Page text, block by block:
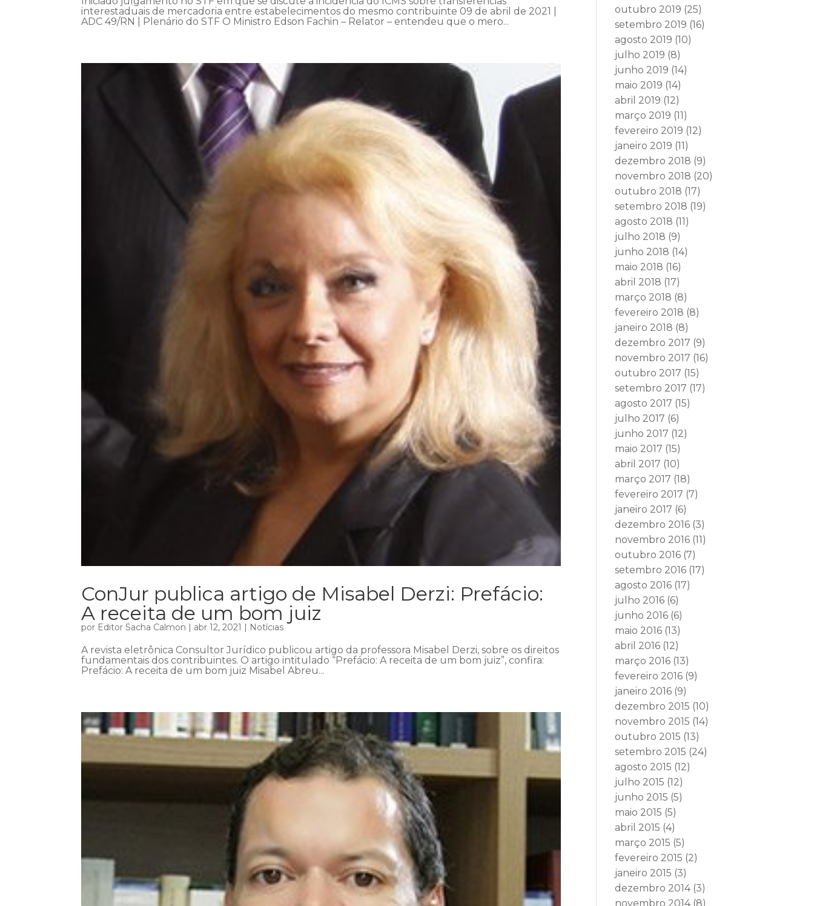
interestaduais de mercadoria entre estabelecimentos do mesmo contribuinte 09 de abril de 2021 |
ADC 49/RN | Plenário do STF O Ministro Edson Fachin – Relator – entendeu que o mero...
ConJur publica artigo de Misabel Derzi: Prefácio:
A receita de um bom juiz
por Editor Sacha Calmon | abr 12, 2021 | Notícias
A revista eletrônica Consultor Jurídico publicou artigo da professora Misabel Derzi, sobre os direitos
fundamentais dos contribuintes. O artigo intitulado “Prefácio: A receita de um bom juiz”, confira:
Prefácio: A receita de um bom juiz Misabel Abreu...
outubro 2019 (25)
setembro 2019 (16)
agosto 2019 (10)
julho 2019 (8)
junho 2019 (14)
maio 2019 (14)
abril 2019 (12)
março 2019 (11)
fevereiro 2019 (12)
janeiro 2019 (11)
dezembro 2018 (9)
novembro 2018 (20)
outubro 2018 (17)
setembro 2018 (19)
agosto 2018 (11)
julho 2018 (9)
junho 2018 (14)
maio 2018 (16)
abril 2018 (17)
março 2018 (8)
fevereiro 2018 (8)
janeiro 2018 (8)
dezembro 2017 (9)
novembro 2017 (16)
outubro 2017 (15)
setembro 2017 (17)
agosto 2017 (15)
julho 2017 (6)
junho 2017 (12)
maio 2017 (15)
abril 2017 (10)
março 2017 (18)
fevereiro 2017 (7)
janeiro 2017 (6)
dezembro 2016 (3)
novembro 2016 (11)
outubro 2016 (7)
setembro 2016 (17)
agosto 2016 (17)
julho 2016 (6)
junho 2016 (6)
maio 2016 (13)
abril 2016 (12)
março 2016 (13)
fevereiro 2016 (9)
janeiro 2016 (9)
dezembro 2015 (10)
novembro 2015 (14)
outubro 2015 (13)
setembro 2015 (24)
agosto 2015 (12)
julho 2015 (12)
junho 2015 (5)
maio 2015 (5)
abril 2015 (4)
março 2015 (5)
fevereiro 2015 (2)
janeiro 2015 (3)
dezembro 2014(3)
novembro 2014(8)